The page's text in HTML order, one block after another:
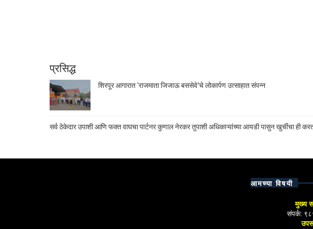
प्रसिद्ध
शिरपूर आगारात ‘राजमाता जिजाऊ बससेवे’चे लोकार्पण उत्साहात संपन्न
सर्व ठेकेदार उपाशी आणि फक्त वाघचा पार्टनर कुणाल नेरकर तुपाशी अधिकाऱ्यांच्या आयडी पासुन खुर्चीचा ही
आमच्या विषयी
मुख्य
संपर्क: